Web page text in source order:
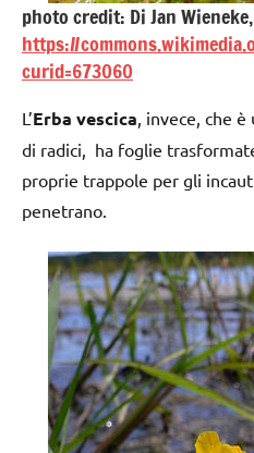
photo credit: Di Jan Wieneke,
https://
curid=673060
L’Erba vescica , invece, che
di radici, ha foglie
proprie trappole per gli
penetrano.